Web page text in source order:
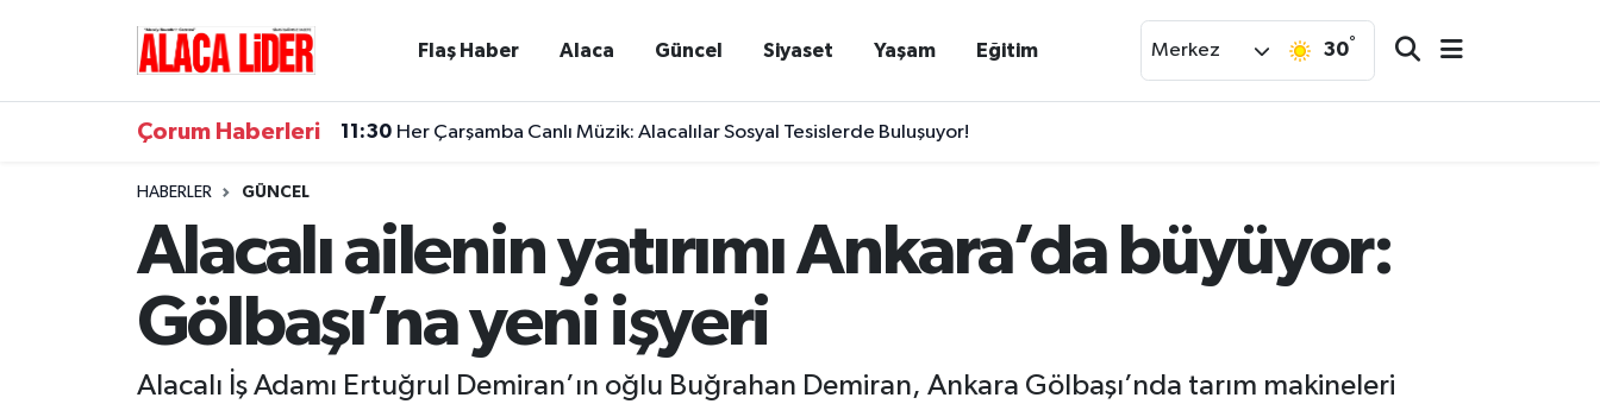
Flaş Haber Alaca Güncel Siyaset Yaşam Eğitim Merkez 30°
Çorum Haberleri 11:30 Her Çarşamba Canlı Müzik: Alacalılar Sosyal Tesislerde Buluşuyor!
HABERLER GÜNCEL
Alacalı ailenin yatırımı Ankara’da büyüyor:
Gölbaşı’na yeni işyeri
Alacalı İş Adamı Ertuğrul Demiran’ın oğlu Buğrahan Demiran, Ankara Gölbaşı’nda tarım makineleri
Çorum Trafik Yoğunluk Haritası
Süper Lig Puan Durumu ve Fikstür
Tüm Manşetler